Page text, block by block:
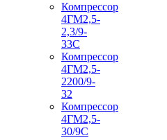
Компрессор
4ГМ2,5-
2,3/9-
33С
Компрессор
4ГМ2,5-
2200/9-
32
Компрессор
4ГМ2,5-
30/9С